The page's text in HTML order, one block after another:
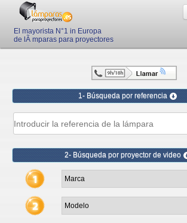
El mayorista N°1 in Europa
de lÃ mparas para proyectores
1- Búsqueda por referencia
2- Búsqueda por proyector de video